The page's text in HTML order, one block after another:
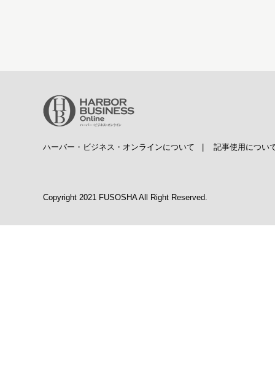
ハーバー・ビジネス・オンラインについて 記事使用につい
Copyright 2021 FUSOSHA All Right Reserved.